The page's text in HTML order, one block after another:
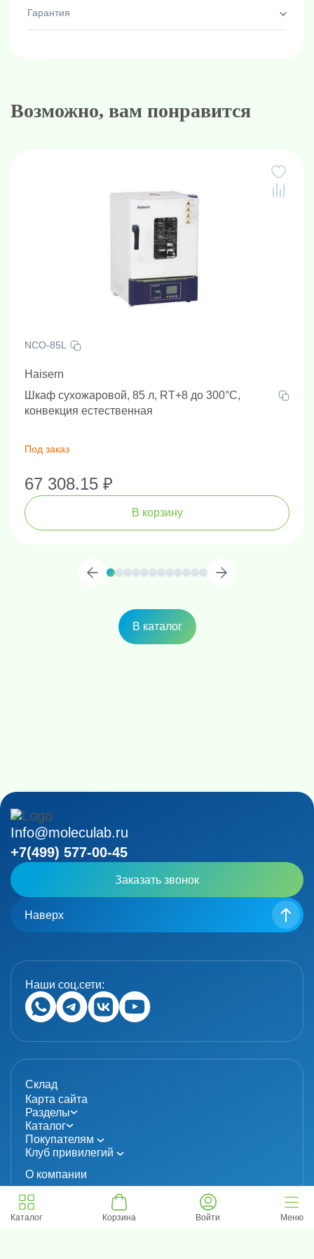
Гарантия
Возможно, вам понравится
NCO-85L
Haisern
Шкаф сухожаровой, 85 л, RT+8 до 300°C,
конвекция естественная
Под заказ
67 308.15 ₽
В корзину
В каталог
Info@moleculab.ru
+7(499) 577-00-45
Заказать звонок
Наверх
Наши соц.сети:
Склад
Карта сайта
Разделы
Каталог
Покупателям
Клуб привилегий
О компании
© 2024 «MolecuLab». Все права защищены.
Каталог Корзина Войти Меню